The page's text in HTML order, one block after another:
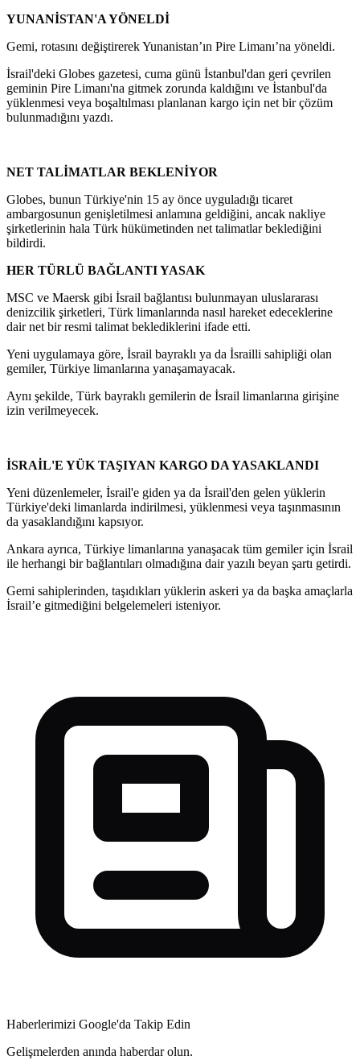
YUNANİSTAN'A YÖNELDİ
Gemi, rotasını değiştirerek Yunanistan’ın Pire Limanı’na yöneldi.
İsrail'deki Globes gazetesi, cuma günü İstanbul'dan geri çevrilen
geminin Pire Limanı'na gitmek zorunda kaldığını ve İstanbul'da
yüklenmesi veya boşaltılması planlanan kargo için net bir çözüm
bulunmadığını yazdı.
NET TALİMATLAR BEKLENİYOR
Globes, bunun Türkiye'nin 15 ay önce uyguladığı ticaret
ambargosunun genişletilmesi anlamına geldiğini, ancak nakliye
şirketlerinin hala Türk hükümetinden net talimatlar beklediğini
bildirdi.
HER TÜRLÜ BAĞLANTI YASAK
MSC ve Maersk gibi İsrail bağlantısı bulunmayan uluslararası
denizcilik şirketleri, Türk limanlarında nasıl hareket edeceklerine
dair net bir resmi talimat beklediklerini ifade etti.
Yeni uygulamaya göre, İsrail bayraklı ya da İsrailli sahipliği olan
gemiler, Türkiye limanlarına yanaşamayacak.
Aynı şekilde, Türk bayraklı gemilerin de İsrail limanlarına girişine
izin verilmeyecek.
İSRAİL'E YÜK TAŞIYAN KARGO DA YASAKLANDI
Yeni düzenlemeler, İsrail'e giden ya da İsrail'den gelen yüklerin
Türkiye'deki limanlarda indirilmesi, yüklenmesi veya taşınmasının
da yasaklandığını kapsıyor.
Ankara ayrıca, Türkiye limanlarına yanaşacak tüm gemiler için İsrail
ile herhangi bir bağlantıları olmadığına dair yazılı beyan şartı getirdi.
Gemi sahiplerinden, taşıdıkları yüklerin askeri ya da başka amaçlarla
İsrail’e gitmediğini belgelemeleri isteniyor.
Haberlerimizi Google'da Takip Edin
Gelişmelerden anında haberdar olun.